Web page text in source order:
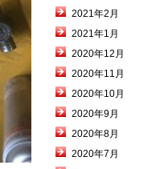
2021年2月
2021年1月
2020年12月
2020年11月
2020年10月
2020年9月
2020年8月
2020年7月